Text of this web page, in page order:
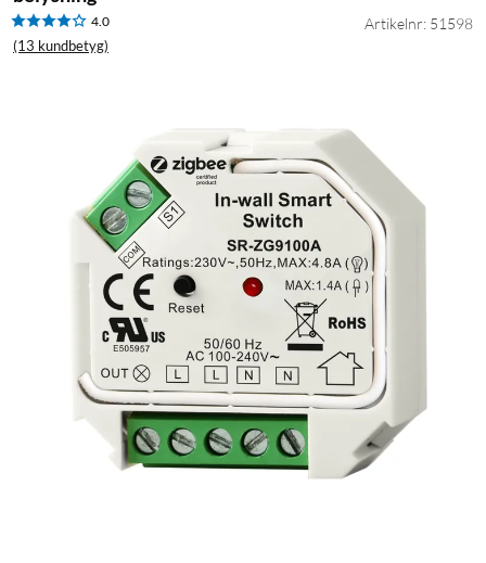
4.0
(13 kundbetyg)
Artikelnr: 51598